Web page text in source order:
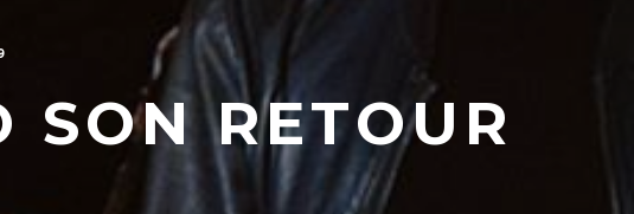
SON RETOUR